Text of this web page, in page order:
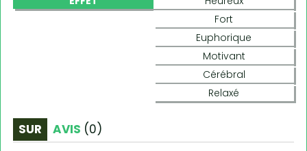
Fort
Euphorique
Motivant
Cérébral
Relaxé
SUR AVIS (0)